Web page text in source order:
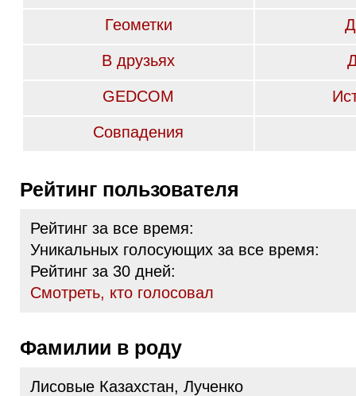
Геометки
В друзьях
GEDCOM
Совпадения
Рейтинг пользователя
Рейтинг за все время:
Уникальных голосующих за все время:
Рейтинг за 30 дней:
Cмотреть, кто голосовал
Фамилии в роду
Лисовые Казахстан, Лученко